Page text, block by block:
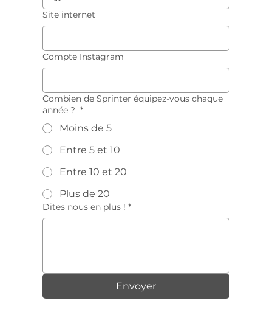
Site internet
Compte Instagram
Combien de Sprinter équipez-vous chaque
année ? *
Moins de 5
Entre 5 et 10
Entre 10 et 20
Plus de 20
Dites nous en plus ! *
Envoyer